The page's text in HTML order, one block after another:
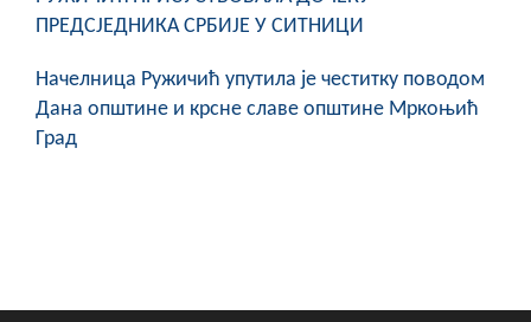
ПРЕДСЈЕДНИКА СРБИЈЕ У СИТНИЦИ
Начелница Ружичић упутила је честитку поводом
Дана општине и крсне славе општине Мркоњић
Град